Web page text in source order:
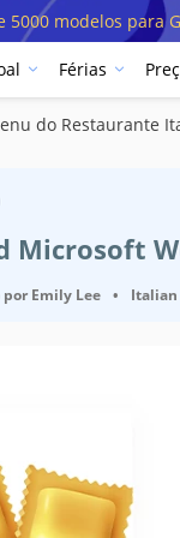
modelos para
Férias
do Restaurante
Microsoft
por Emily Lee • Italian